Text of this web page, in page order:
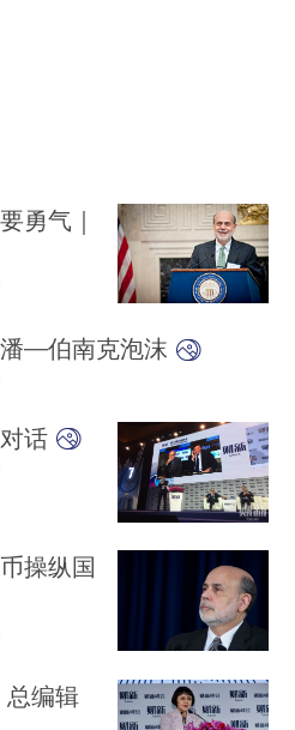
勇气｜
—伯南克泡沫
话
操纵国
总编辑